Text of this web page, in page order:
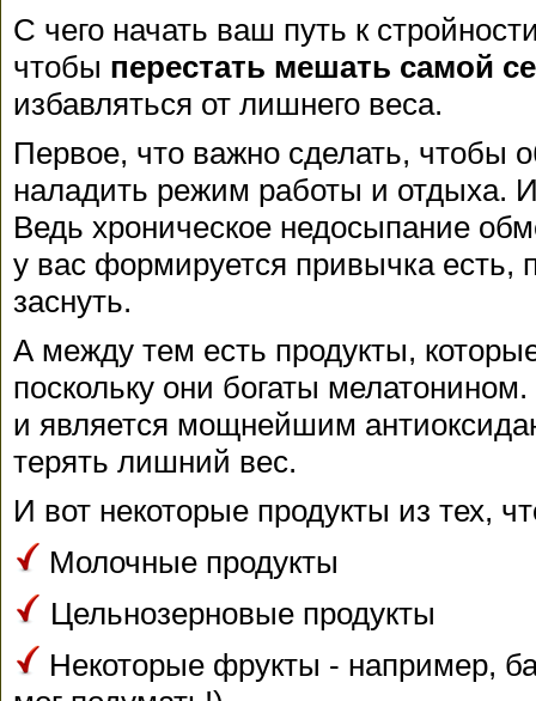
С чего начать ваш путь к
чтобы перестать мешать самой
избавляться от лишнего веса.
Первое, что важно сделать, чтобы
наладить режим работы и отдыха.
Ведь хроническое недосыпание
у вас формируется привычка есть,
заснуть.
А между тем есть продукты,
поскольку они богаты
и является мощнейшим
терять лишний вес.
И вот некоторые продукты из тех,
Молочные продукты
Цельнозерновые продукты
Некоторые фрукты - например,